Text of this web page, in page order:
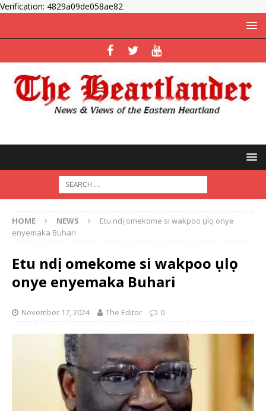
Verification: 4829a09de058ae82
HOME NEWS
Etu ndị omekome si wakpoo ụlọ onye
enyemaka Buhari
Etu ndị omekome si wakpoo ụlọ
onye enyemaka Buhari
November 17, 2024 The Editor 0